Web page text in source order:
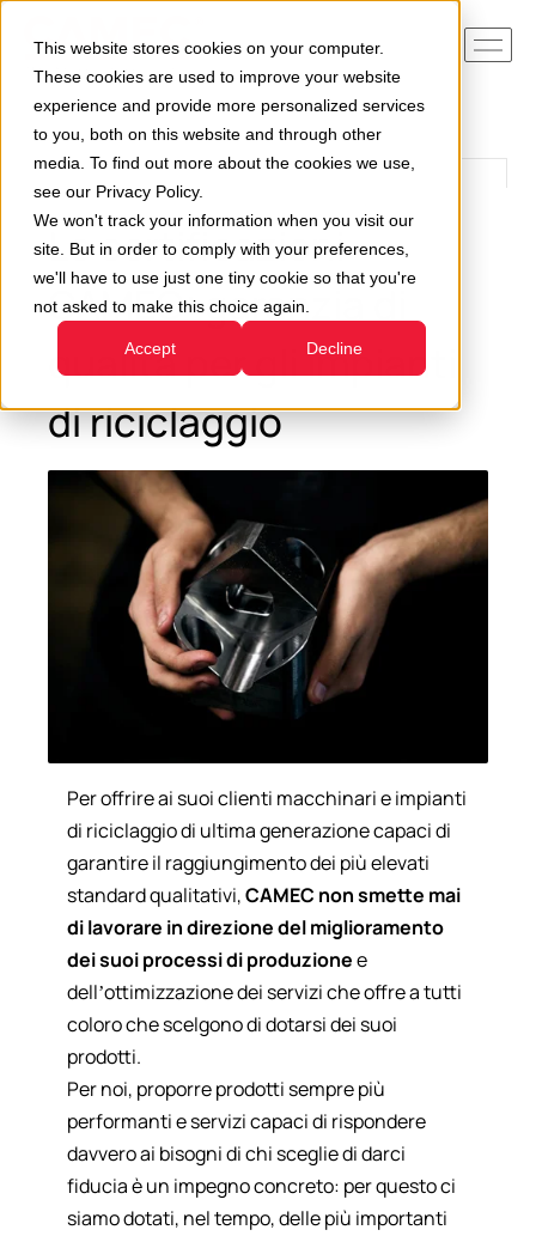
This website stores cookies on your computer.
These cookies are used to improve your website
experience and provide more personalized services
to you, both on this website and through other
media. To find out more about the cookies we use,
see our Privacy Policy.
We won't track your information when you visit our
site. But in order to comply with your preferences,
we'll have to use just one tiny cookie so that you're
not asked to make this choice again.
Accept Decline
Le certificazioni
CAMEC: garanzia di
qualità per gli impianti
di riciclaggio
Per offrire ai suoi clienti macchinari e impianti
di riciclaggio di ultima generazione capaci di
garantire il raggiungimento dei più elevati
standard qualitativi,CAMEC non smette mai
di lavorare in direzione del miglioramento
dei suoi processi di produzionee
dell’ottimizzazione dei servizi che offre a tutti
coloro che scelgono di dotarsi dei suoi
prodotti.
Per noi, proporre prodotti sempre più
performanti e servizi capaci di rispondere
davvero ai bisogni di chi sceglie di darci
fiducia è un impegno concreto: per questo ci
siamo dotati, nel tempo, delle più importanti